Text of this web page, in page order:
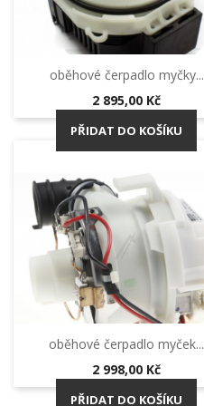
oběhové čerpadlo myčky...
Cena
2 895,00 Kč
PŘIDAT DO KOŠÍKU
oběhové čerpadlo myček...
Cena
2 998,00 Kč
PŘIDAT DO KOŠÍKU